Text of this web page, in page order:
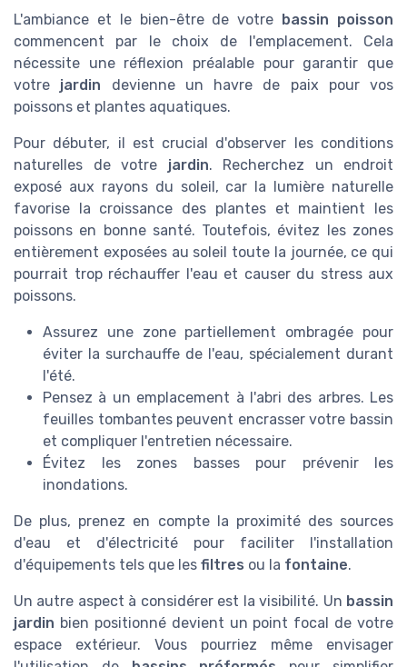
L'ambiance et le bien-être de votre
bassin poisson
commencent par le choix de l'emplacement. Cela
nécessite une réflexion préalable pour garantir que
votre jardin devienne un havre de paix pour vos
poissons et plantes aquatiques.
Pour débuter, il est crucial d'observer les conditions
naturelles de votre jardin. Recherchez un endroit
exposé aux rayons du soleil, car la lumière naturelle
favorise la croissance des plantes et maintient les
poissons en bonne santé. Toutefois, évitez les zones
entièrement exposées au soleil toute la journée, ce qui
pourrait trop réchauffer l'eau et causer du stress aux
poissons.
Assurez une zone partiellement ombragée pour
éviter la surchauffe de l'eau, spécialement durant
l'été.
Pensez à un emplacement à l'abri des arbres. Les
feuilles tombantes peuvent encrasser votre bassin
et compliquer l'entretien nécessaire.
Évitez les zones basses pour prévenir les
inondations.
De plus, prenez en compte la proximité des sources
d'eau et d'électricité pour faciliter l'installation
d'équipements tels que les filtres ou la fontaine.
Un autre aspect à considérer est la visibilité. Un bassin
jardin bien positionné devient un point focal de votre
espace extérieur. Vous pourriez même envisager